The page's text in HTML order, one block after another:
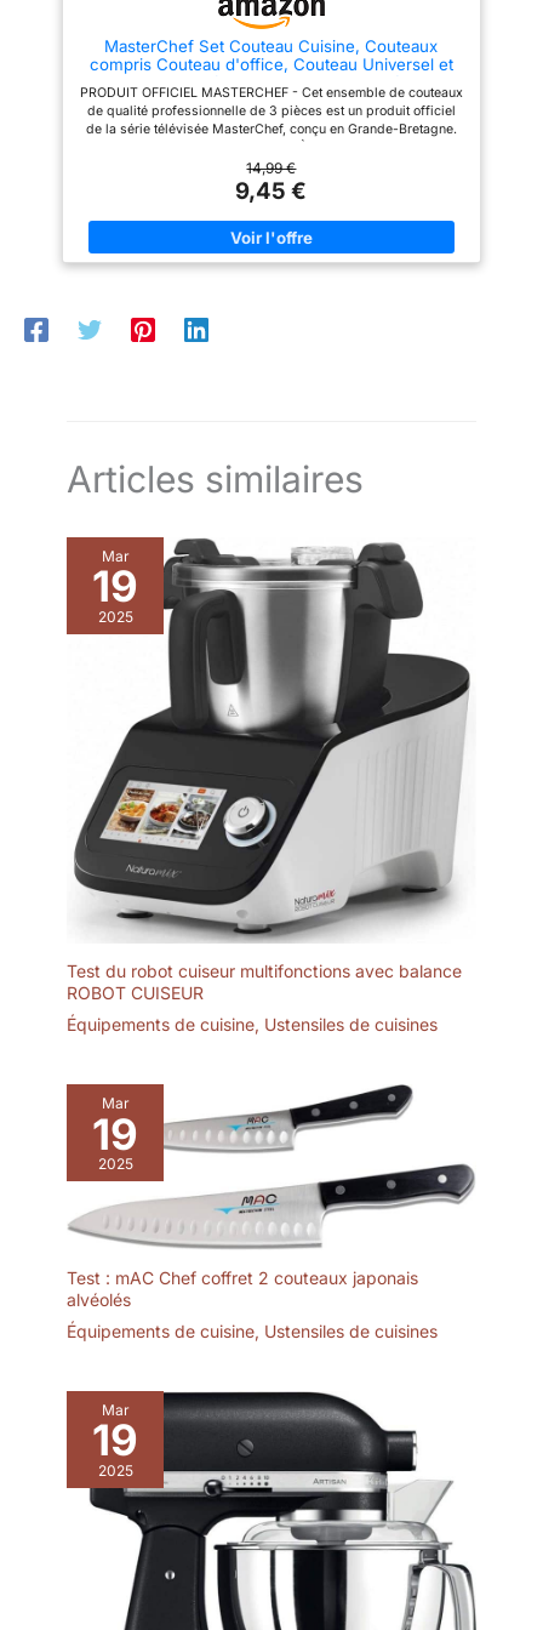
Une esthétique raffinée,
une incroyable rétention
des bords et des
performances inégalées
sont les facteurs clés de
sa popularité sur le
marché. SIGNIFICATION
DE GENBU : La tortue
noire, connue au Japon
sous le nom de Genbu
(げんぶ), est l'un des
SHAN ZU vise à apporter
clients. BOÎTE CADEAU
ÉLÉGANTE &
ACCOMPAGNEMENT
ATTENTIF: Présenté
dans une boîte cadeau
de qualité, idéal pour
offrir lors d’occasions
spéciales comme Noël, la
fête des Pères, la fête
des Mères ou les
anniversaires. En cas de
question ou de besoin,
notre équipe reste à
votre écoute à tout
moment.
antibactérien et antiadhésif,
apportant une touche moderne à
votre cuisine. POIGNÉES EN
CAOUTCHOUC
TACTILE - Les poignées noires
en caoutchouc avec effet tactile
et antidérapant offrent une prise
La structure en forme de
spaghetti du bloc est amovible
et facile à nettoyer, avec des
est recommandé de laver le
bloc à la main avec du savon et
MasterChef Set Couteau Cuisine, Couteaux
compris Couteau d'office, Couteau Universel et
Antiadhésif, Manche Ergonomique
PRODUIT OFFICIEL MASTERCHEF - Cet ensemble de couteaux
de qualité professionnelle de 3 pièces est un produit officiel
de la série télévisée MasterChef, conçu en Grande-Bretagne.
couteaux de cuisine en acier inoxydable aiguisés pour
effectuer les tâches quotidiennes de préparation, de tranchage
et de découpe comme un professionnel. L'ensemble comprend
1x couteau de cuisine, 1x couteau utilitaire, 1x couteau de chef.
LAMES AFFÛTÉES À LA MAIN - Les lames en acier inoxydable
de haute qualité sont affûtées à la main pour une netteté de
et antibactérien pour plus de confort et une résistance accrue à
14,99 €
9,45 €
Articles similaires
Mar
19
2025
Test du robot cuiseur multifonctions avec balance
ROBOT CUISEUR
Équipements de cuisine, Ustensiles de cuisines
Mar
19
2025
Test : mAC Chef coffret 2 couteaux japonais
alvéolés
Équipements de cuisine, Ustensiles de cuisines
Mar
19
2025